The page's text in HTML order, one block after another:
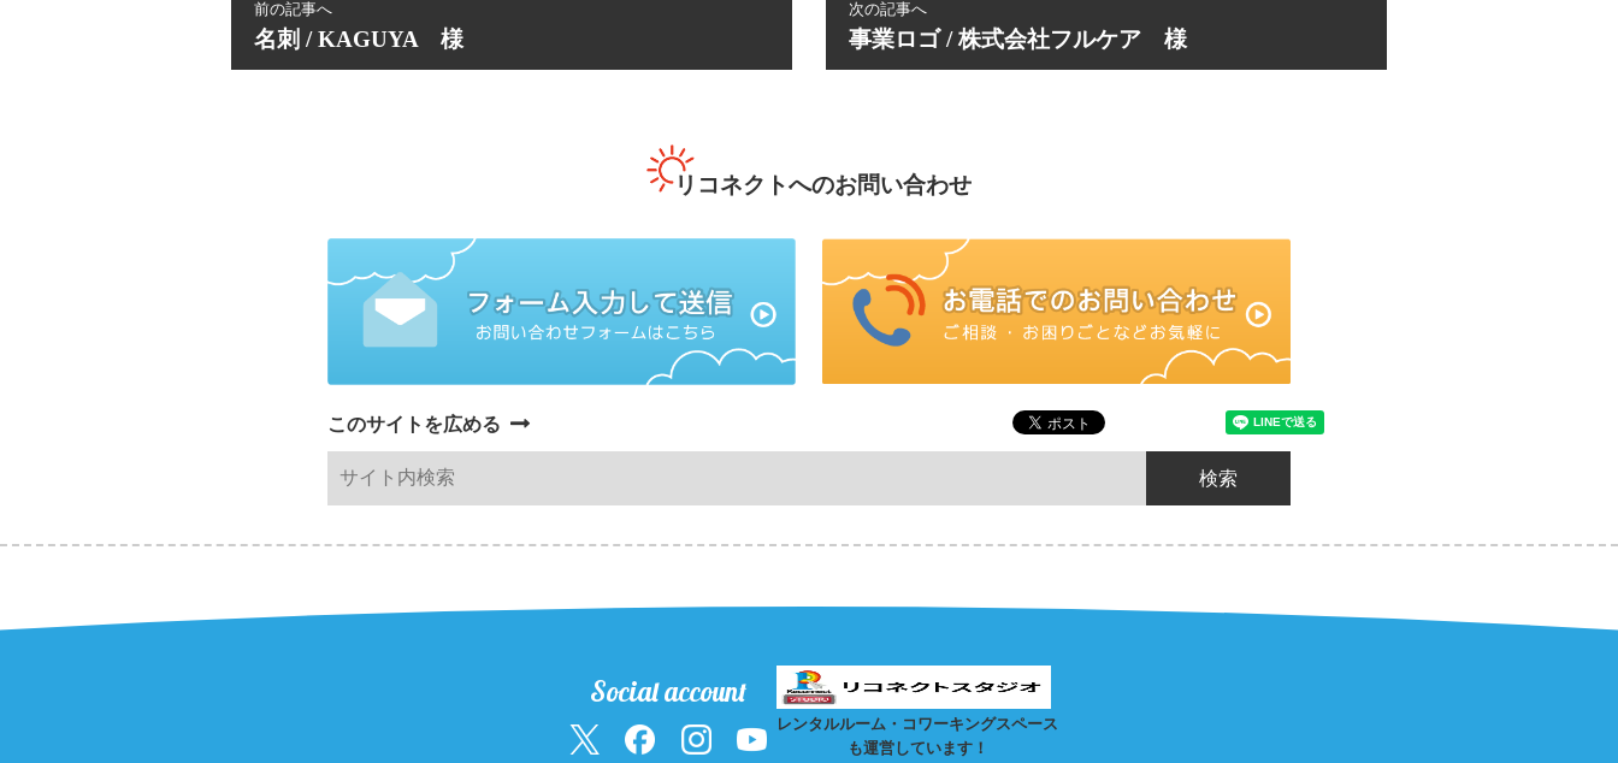
前の記事へ
名刺 / KAGUYA 様
次の記事へ
事業ロゴ / 株式会社フルケア 様
リコネクトへのお問い合わせ
このサイトを広める
Social account
レンタルルーム・コワーキングスペース
も運営しています！